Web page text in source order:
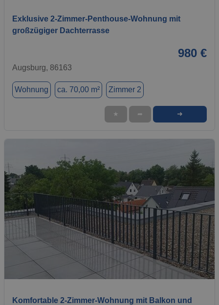
Exklusive 2-Zimmer-Penthouse-Wohnung mit
großzügiger Dachterrasse
980 €
Augsburg, 86163
Wohnung ca. 70,00 m² Zimmer 2
★ ➦ ➜
1 / 8
Komfortable 2-Zimmer-Wohnung mit Balkon und